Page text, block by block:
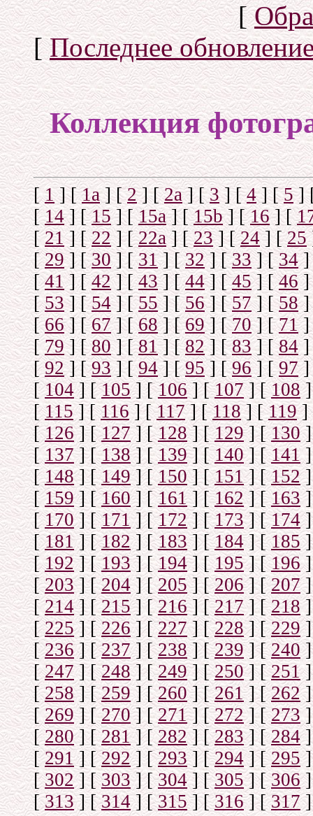
[
[Последнее
Коллекция
[1] [1а] [2] [2а] [3] [4] [5]
[14] [15] [15a] [15b] [16] [
[21] [22 ] [22a] [23] [24] [25
[29] [30] [31] [32] [33] [34]
[41] [42] [43] [44] [45] [46]
[53] [54] [55] [56] [57] [58]
[66] [67] [68] [69] [70] [71]
[79] [80] [81] [82] [83] [84]
[92] [93] [94] [95] [96] [97]
[104] [105] [106] [107] [108]
[115] [116] [117] [118] [119]
[126] [127] [128] [129] [130]
[137] [138] [139] [140] [141]
[148] [149] [150] [151] [152]
[159] [160] [161] [162] [ 163]
[170] [171] [172] [173] [174]
[181] [182] [183] [184] [185]
[192] [193] [194] [195] [196]
[203] [204] [205] [206] [207]
[214] [215] [216] [217] [ 218]
[225] [226] [227] [228] [229]
[236] [237] [238] [239] [240]
[247] [248] [249] [250] [251]
[258] [259] [260] [261] [262]
[269] [270] [271] [272] [273]
[280] [281] [282] [283] [284]
[291] [292] [293] [294] [ 295]
[302] [303] [304] [305] [306]
[313] [314] [315] [316] [317]